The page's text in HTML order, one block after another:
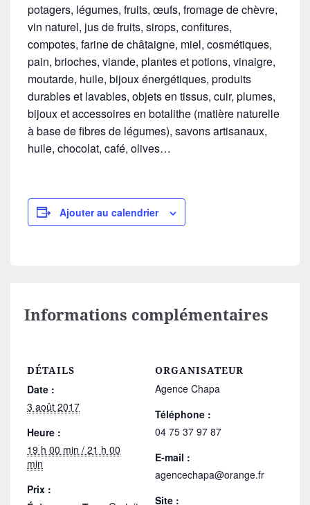
potagers, légumes, fruits, œufs, fromage de chèvre,
vin naturel, jus de fruits, sirops, confitures,
compotes, farine de châtaigne, miel, cosmétiques,
pain, brioches, viande, plantes et potions, vinaigre,
moutarde, huile, bijoux énergétiques, produits
durables et lavables, objets en tissus, cuir, plumes,
bijoux et accessoires en botalithe (matière naturelle
à base de fibres de légumes), savons artisanaux,
huile, chocolat, café, olives…
Ajouter au calendrier
Informations complémentaires
DÉTAILS
Date :
3 août 2017
Heure :
19 h 00 min / 21 h 00
min
Prix :
ORGANISATEUR
Agence Chapa
Téléphone :
04 75 37 97 87
E-mail :
agencechapa@orange.fr
Site :